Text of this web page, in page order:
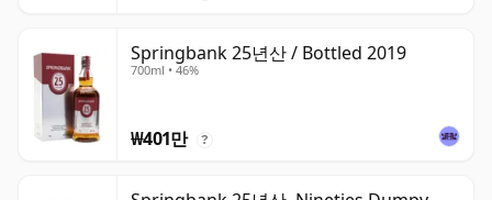
Springbank 25년산 / Bottled 2019
700ml • 46%
₩401만 ?